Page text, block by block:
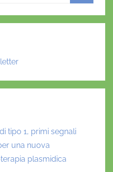
tipo 1, primi segnali
una nuova
plasmidica